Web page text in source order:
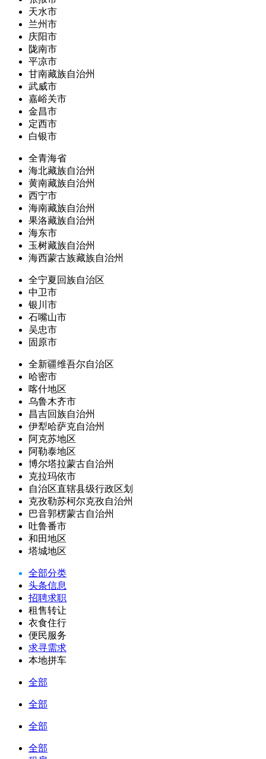
天水市
兰州市
庆阳市
陇南市
平凉市
甘南藏族自治州
武威市
嘉峪关市
金昌市
定西市
白银市
全青海省
海北藏族自治州
黄南藏族自治州
西宁市
海南藏族自治州
果洛藏族自治州
海东市
玉树藏族自治州
海西蒙古族藏族自治州
全宁夏回族自治区
中卫市
银川市
石嘴山市
吴忠市
固原市
全新疆维吾尔自治区
哈密市
喀什地区
乌鲁木齐市
昌吉回族自治州
伊犁哈萨克自治州
阿克苏地区
阿勒泰地区
博尔塔拉蒙古自治州
克拉玛依市
自治区直辖县级行政区划
克孜勒苏柯尔克孜自治州
巴音郭楞蒙古自治州
吐鲁番市
和田地区
塔城地区
全部分类
头条信息
招聘求职
租售转让
衣食住行
便民服务
求寻需求
本地拼车
全部
全部
全部
全部